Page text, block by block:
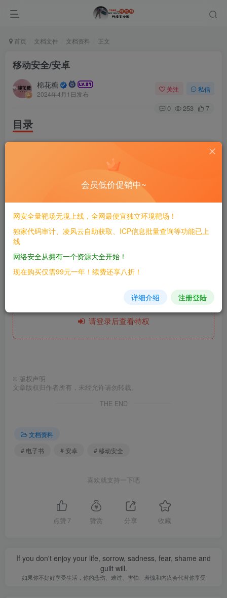
首页 文档文件 文档资料 正文
移动安全/安卓
棉花糖
2024年4月1日发布
关注 私信
0 253 7
目录
|-- Android安全攻防实战.pdf
|-- Android安全攻防权威指南.pdf
|-- directory_tree.txt
(Charlie Miller,
|-- ios应用安全权威指南.pdf
|-- MACOS软件安全与逆向分析.pdf
|-- 展示目录.py
|-- 黑客攻防技术宝典·iOS实战篇.pdf
网盘链接
请登录后查看特权
© 版权声明
文章版权归作者所有，未经允许请勿转载。
THE END
文档资料
# 电子书
# 安卓 # 移动安全
喜欢就支持一下吧
点赞 7 赞赏 分享 收藏
If you don't enjoy your life, sorrow, sadness, fear, shame and
guilt will.
如果你不好好享受生活，你的悲伤、难过、害怕、羞愧和内疚会代替你享受
会员低价促销中~
网安全量靶场无境上线，全网最便宜独立环境靶场！
独家代码审计、凌风云自助获取、ICP信息批量查询等功能已上
线
网络安全从拥有一个资源大全开始！
现在购买仅需99元一年！续费还享八折！
详细介绍 注册登陆